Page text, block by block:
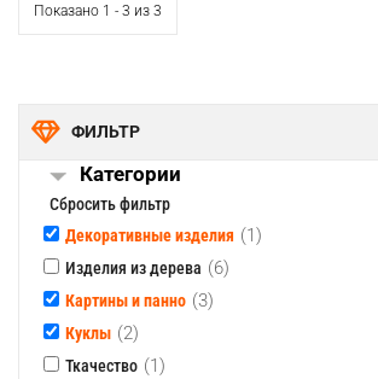
Показано 1 - 3 из 3
ФИЛЬТР
Категории
Сбросить фильтр
Декоративные изделия (1)
Изделия из дерева (6)
Картины и панно (3)
Куклы (2)
Ткачество (1)